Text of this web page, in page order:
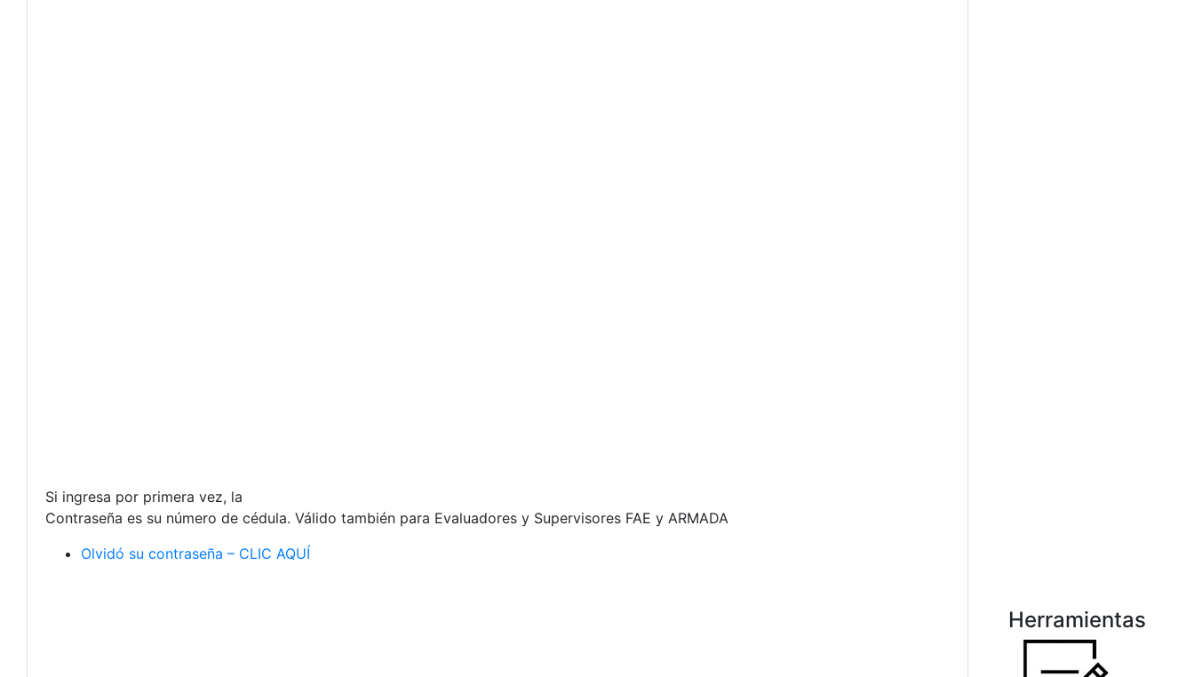
Si ingresa por primera vez, la
Contraseña es su número de cédula. Válido también para Evaluadores y Supervisores FAE y ARMADA
Olvidó su contraseña – CLIC AQUÍ
Herramientas